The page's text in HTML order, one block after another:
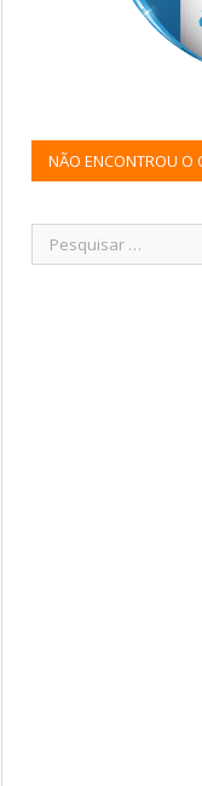
NÃO ENCONTROU O